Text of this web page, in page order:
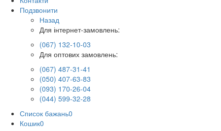
Подзвонити
Назад
Для інтернет-замовлень:
(067) 132-10-03
Для оптових замовлень:
(067) 487-31-41
(050) 407-63-83
(093) 170-26-04
(044) 599-32-28
Список бажань0
Кошик0